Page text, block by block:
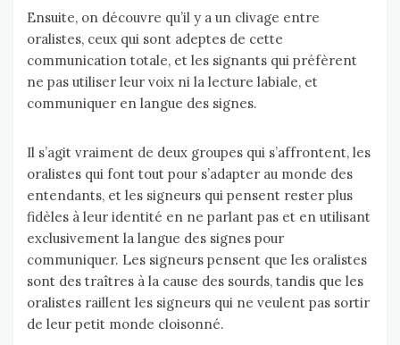
Ensuite, on découvre qu’il y a un clivage entre
oralistes, ceux qui sont adeptes de cette
communication totale, et les signants qui préfèrent
ne pas utiliser leur voix ni la lecture labiale, et
communiquer en langue des signes.
Il s’agit vraiment de deux groupes qui s’affrontent, les
oralistes qui font tout pour s’adapter au monde des
entendants, et les signeurs qui pensent rester plus
fidèles à leur identité en ne parlant pas et en utilisant
exclusivement la langue des signes pour
communiquer. Les signeurs pensent que les oralistes
sont des traîtres à la cause des sourds, tandis que les
oralistes raillent les signeurs qui ne veulent pas sortir
de leur petit monde cloisonné.